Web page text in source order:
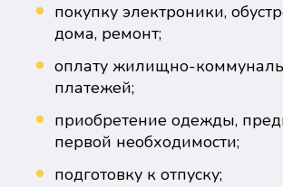
покупку электроники,
дома, ремонт;
оплату жилищно-
платежей;
приобретение одежды,
первой необходимости;
подготовку к отпуску;